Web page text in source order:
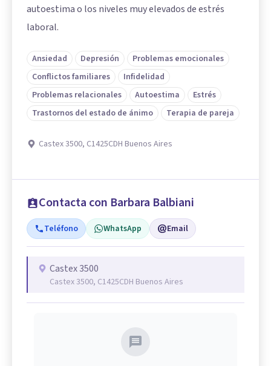
autoestima o los niveles muy elevados de estrés
laboral.
Ansiedad Depresión
Problemas emocionales
Conflictos familiares
Infidelidad
Problemas relacionales
Autoestima
Estrés
Trastornos del estado de ánimo
Terapia de pareja
Castex 3500, C1425CDH Buenos Aires
Contacta con Barbara Balbiani
Teléfono WhatsApp Email
Castex 3500
Castex 3500, C1425CDH Buenos Aires